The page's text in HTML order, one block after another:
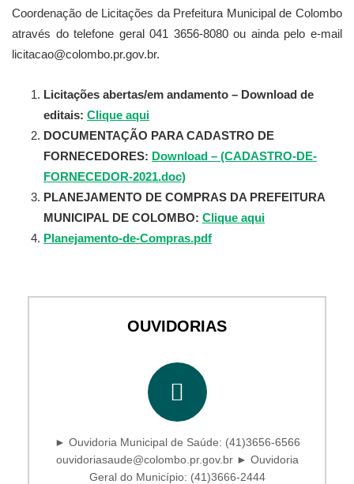
Coordenação de Licitações da Prefeitura Municipal de Colombo
através do telefone geral 041 3656-8080 ou ainda pelo e-mail
licitacao@colombo.pr.gov.br.
Licitações abertas/em andamento – Download de
editais: Clique aqui
DOCUMENTAÇÃO PARA CADASTRO DE
FORNECEDORES: Download – (CADASTRO-DE-
FORNECEDOR-2021.doc)
PLANEJAMENTO DE COMPRAS DA PREFEITURA
MUNICIPAL DE COLOMBO: Clique aqui
Planejamento-de-Compras.pdf
OUVIDORIAS
► Ouvidoria Municipal de Saúde: (41)3656-6566
ouvidoriasaude@colombo.pr.gov.br ► Ouvidoria
Geral do Município: (41)3666-2444